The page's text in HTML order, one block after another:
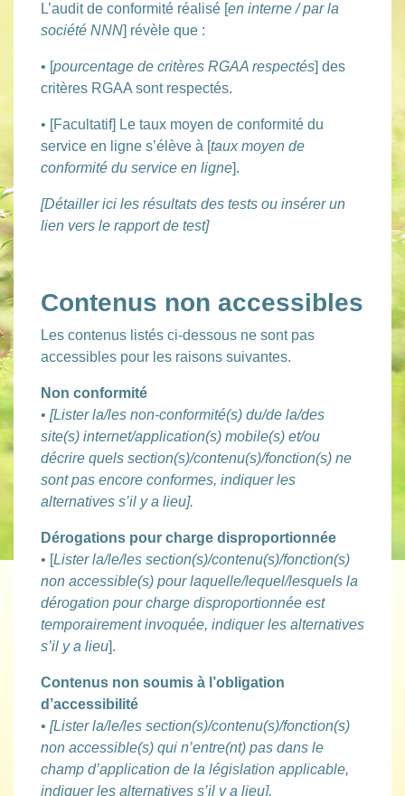
L’audit de conformité réalisé [en interne / par la
société NNN] révèle que :
• [pourcentage de critères RGAA respectés] des
critères RGAA sont respectés.
• [Facultatif] Le taux moyen de conformité du
service en ligne s’élève à [taux moyen de
conformité du service en ligne].
[Détailler ici les résultats des tests ou insérer un
lien vers le rapport de test]
Contenus non accessibles
Les contenus listés ci-dessous ne sont pas
accessibles pour les raisons suivantes.
Non conformité
• [Lister la/les non-conformité(s) du/de la/des
site(s) internet/application(s) mobile(s) et/ou
décrire quels section(s)/contenu(s)/fonction(s) ne
sont pas encore conformes, indiquer les
alternatives s’il y a lieu].
Dérogations pour charge disproportionnée
• [Lister la/le/les section(s)/contenu(s)/fonction(s)
non accessible(s) pour laquelle/lequel/lesquels la
dérogation pour charge disproportionnée est
temporairement invoquée, indiquer les alternatives
s’il y a lieu].
Contenus non soumis à l’obligation
d’accessibilité
• [Lister la/le/les section(s)/contenu(s)/fonction(s)
non accessible(s) qui n’entre(nt) pas dans le
champ d’application de la législation applicable,
indiquer les alternatives s’il y a lieu].